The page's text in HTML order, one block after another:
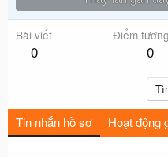
Bài viết
0
Điểm
0
Tin nhắn hồ sơ Hoạt động